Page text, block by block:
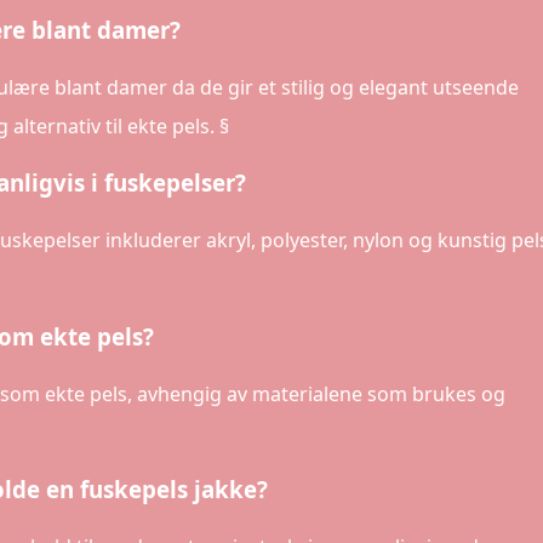
blant damer?
blant damer da de gir et stilig og elegant utseende
alternativ til ekte pels. §
i fuskepelser?
inkluderer akryl, polyester, nylon og kunstig
ekte pels?
ekte pels, avhengig av materialene som brukes og
en fuskepels jakke?